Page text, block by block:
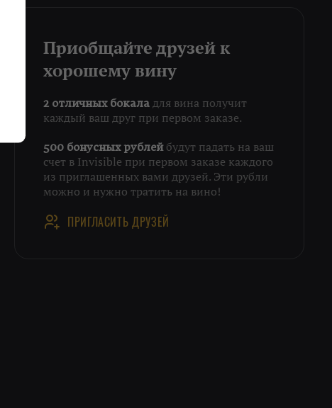
Приобщайте друзей к
хорошему вину
2 отличных бокала для вина получит
каждый ваш друг при первом заказе.
500 бонусных рублейбудут падать на ваш
счет в Invisible при первом заказе каждого
из приглашенных вами друзей. Эти рубли
можно и нужно тратить на вино!
ПРИГЛАСИТЬ ДРУЗЕЙ